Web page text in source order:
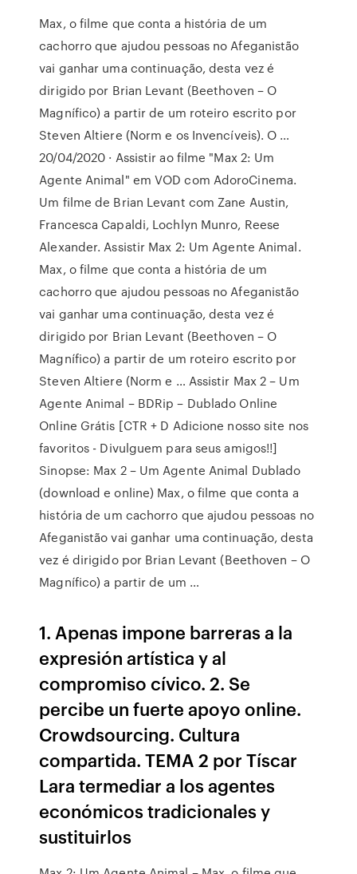
Max, o filme que conta a história de um
cachorro que ajudou pessoas no Afeganistão
vai ganhar uma continuação, desta vez é
dirigido por Brian Levant (Beethoven – O
Magnífico) a partir de um roteiro escrito por
Steven Altiere (Norm e os Invencíveis). O …
20/04/2020 · Assistir ao filme "Max 2: Um
Agente Animal" em VOD com AdoroCinema.
Um filme de Brian Levant com Zane Austin,
Francesca Capaldi, Lochlyn Munro, Reese
Alexander. Assistir Max 2: Um Agente Animal.
Max, o filme que conta a história de um
cachorro que ajudou pessoas no Afeganistão
vai ganhar uma continuação, desta vez é
dirigido por Brian Levant (Beethoven – O
Magnífico) a partir de um roteiro escrito por
Steven Altiere (Norm e … Assistir Max 2 – Um
Agente Animal – BDRip – Dublado Online
Online Grátis [CTR + D Adicione nosso site nos
favoritos - Divulguem para seus amigos!!]
Sinopse: Max 2 – Um Agente Animal Dublado
(download e online) Max, o filme que conta a
história de um cachorro que ajudou pessoas no
Afeganistão vai ganhar uma continuação, desta
vez é dirigido por Brian Levant (Beethoven – O
Magnífico) a partir de um …
1. Apenas impone barreras a la
expresión artística y al
compromiso cívico. 2. Se
percibe un fuerte apoyo online.
Crowdsourcing. Cultura
compartida. TEMA 2 por Tíscar
Lara termediar a los agentes
económicos tradicionales y
sustituirlos